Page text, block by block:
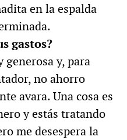
en la espalda
gastos?
generosa y, para
no ahorro
avara. Una cosa es
y estás tratando
me desespera la